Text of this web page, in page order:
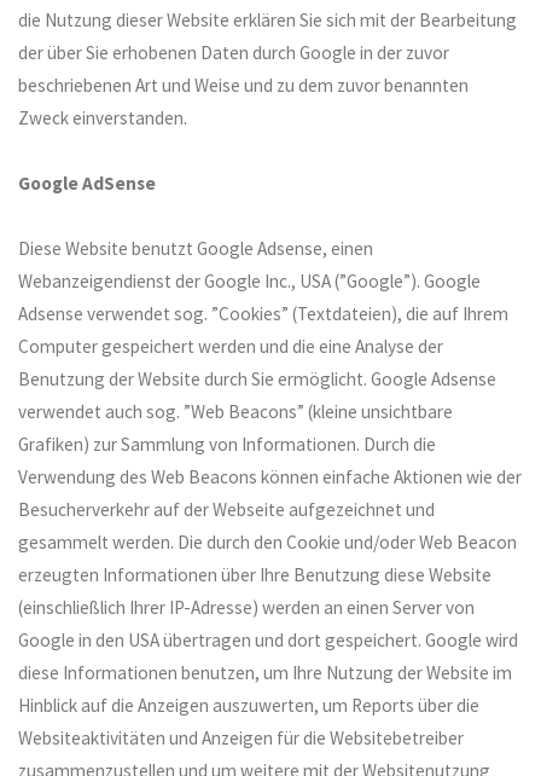
die Nutzung dieser Website erklären Sie sich mit der Bearbeitung
der über Sie erhobenen Daten durch Google in der zuvor
beschriebenen Art und Weise und zu dem zuvor benannten
Zweck einverstanden.
Google AdSense
Diese Website benutzt Google Adsense, einen
Webanzeigendienst der Google Inc., USA (”Google”). Google
Adsense verwendet sog. ”Cookies” (Textdateien), die auf Ihrem
Computer gespeichert werden und die eine Analyse der
Benutzung der Website durch Sie ermöglicht. Google Adsense
verwendet auch sog. ”Web Beacons” (kleine unsichtbare
Grafiken) zur Sammlung von Informationen. Durch die
Verwendung des Web Beacons können einfache Aktionen wie der
Besucherverkehr auf der Webseite aufgezeichnet und
gesammelt werden. Die durch den Cookie und/oder Web Beacon
erzeugten Informationen über Ihre Benutzung diese Website
(einschließlich Ihrer IP-Adresse) werden an einen Server von
Google in den USA übertragen und dort gespeichert. Google wird
diese Informationen benutzen, um Ihre Nutzung der Website im
Hinblick auf die Anzeigen auszuwerten, um Reports über die
Websiteaktivitäten und Anzeigen für die Websitebetreiber
zusammenzustellen und um weitere mit der Websitenutzung